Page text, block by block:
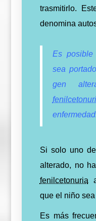
trasmitirlo.
denomina
Es
sea
gen
Si solo uno
alterado, no
fenilcetonuria
que el niño sea
Es más